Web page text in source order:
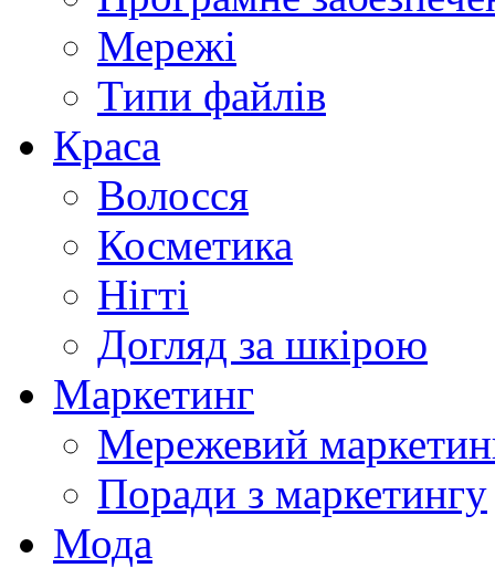
Мережі
Типи файлів
Краса
Волосся
Косметика
Нігті
Догляд за шкірою
Маркетинг
Мережевий
Поради з маркетингу
Мода